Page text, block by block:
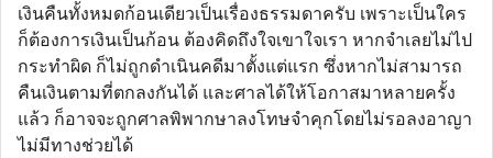
เงินคืนทั้งหมดก้อนเดียวเป็นเรื่องธรรมดาครับ เพราะเป็นใคร
ก็ต้องการเงินเป็นก้อน ต้องคิดถึงใจเขาใจเรา หากจำเลยไม่ไป
กระทำผิด ก็ไม่ถูกดำเนินคดีมาตั้งแต่แรก ซึ่งหากไม่สามารถ
คืนเงินตามที่ตกลงกันได้ และศาลได้ให้โอกาสมาหลายครั้ง
แล้ว ก็อาจจะถูกศาลพิพากษาลงโทษจำคุกโดยไม่รอลงอาญา
ไม่มีทางช่วยได้